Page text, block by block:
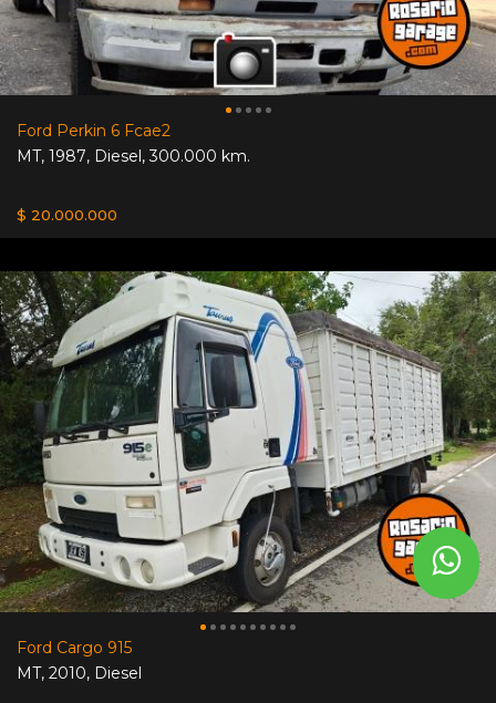
Ford Perkin 6 Fcae2
MT, 1987, Diesel,300.000 km.
$ 20.000.000
Ford Cargo 915
MT, 2010, Diesel